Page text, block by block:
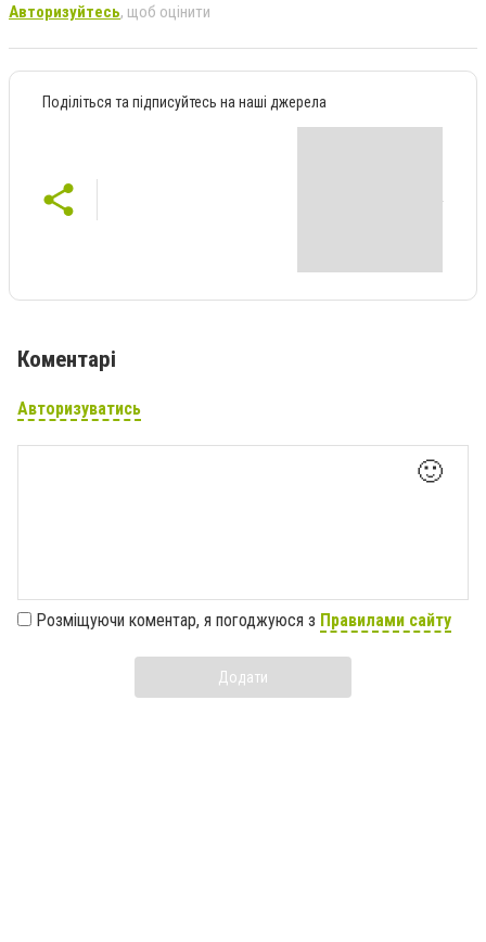
Авторизуйтесь, щоб оцінити
Поділіться та підписуйтесь на наші джерела
Коментарі
Авторизуватись
🙂
Розміщуючи коментар, я погоджуюся з Правилами сайту
Додати